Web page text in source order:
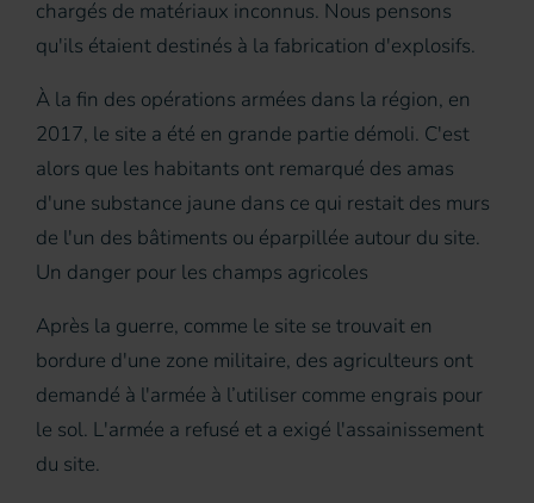
chargés de matériaux inconnus. Nous pensons
qu'ils étaient destinés à la fabrication d'explosifs.
À la fin des opérations armées dans la région, en
2017, le site a été en grande partie démoli. C'est
alors que les habitants ont remarqué des amas
d'une substance jaune dans ce qui restait des murs
de l'un des bâtiments ou éparpillée autour du site.
Un danger pour les champs agricoles
Après la guerre, comme le site se trouvait en
bordure d'une zone militaire, des agriculteurs ont
demandé à l'armée à l’utiliser comme engrais pour
le sol. L'armée a refusé et a exigé l'assainissement
du site.